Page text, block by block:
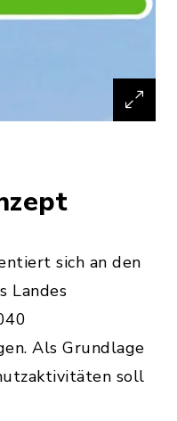
sich an den
Landes
Als Grundlage
soll